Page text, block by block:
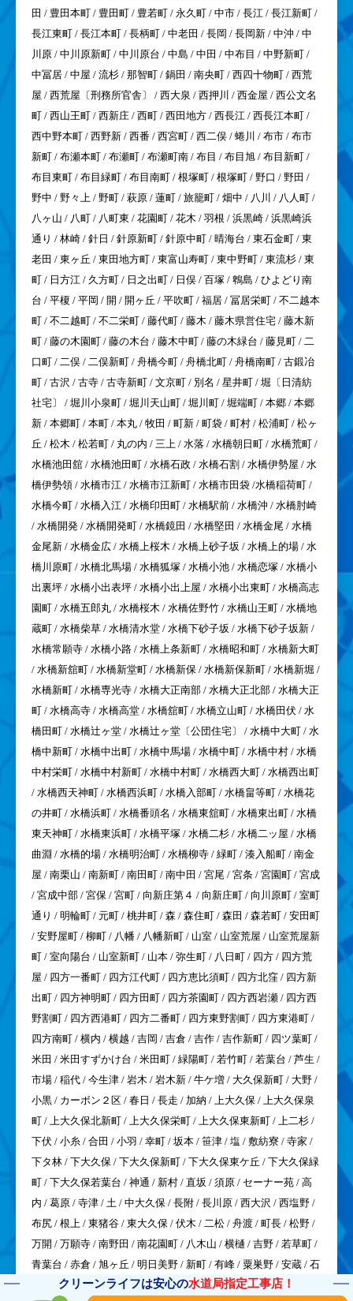
田 / 豊田本町 / 豊田町 / 豊若町 / 永久町 / 中市 / 長江 / 長江新町 /
長江東町 / 長江本町 / 長柄町 / 中老田 / 長岡 / 長岡新 / 中沖 / 中
川原 / 中川原新町 / 中川原台 / 中島 / 中田 / 中布目 / 中野新町 /
中冨居 / 中屋 / 流杉 / 那智町 / 鍋田 / 南央町 / 西四十物町 / 西荒
屋 / 西荒屋〔刑務所官舎〕 / 西大泉 / 西押川 / 西金屋 / 西公文名
町 / 西山王町 / 西新庄 / 西町 / 西田地方 / 西長江 / 西長江本町 /
西中野本町 / 西野新 / 西番 / 西宮町 / 西二俣 / 蜷川 / 布市 / 布市
新町 / 布瀬本町 / 布瀬町 / 布瀬町南 / 布目 / 布目旭 / 布目新町 /
布目東町 / 布目緑町 / 布目南町 / 根塚町 / 根塚町 / 野口 / 野田 /
野中 / 野々上 / 野町 / 萩原 / 蓮町 / 旅籠町 / 畑中 / 八川 / 八人町 /
八ヶ山 / 八町 / 八町東 / 花園町 / 花木 / 羽根 / 浜黒崎 / 浜黒崎浜
通り / 林崎 / 針日 / 針原新町 / 針原中町 / 晴海台 / 東石金町 / 東
老田 / 東ヶ丘 / 東田地方町 / 東富山寿町 / 東中野町 / 東流杉 / 東
町 / 日方江 / 久方町 / 日之出町 / 日俣 / 百塚 / 鵯島 / ひよどり南
台 / 平榎 / 平岡 / 開 / 開ヶ丘 / 平吹町 / 福居 / 冨居栄町 / 不二越本
町 / 不二越町 / 不二栄町 / 藤代町 / 藤木 / 藤木県営住宅 / 藤木新
町 / 藤の木園町 / 藤の木台 / 藤木中町 / 藤の木緑台 / 藤見町 / 二
口町 / 二俣 / 二俣新町 / 舟橋今町 / 舟橋北町 / 舟橋南町 / 古鍛冶
町 / 古沢 / 古寺 / 古寺新町 / 文京町 / 別名 / 星井町 / 堀〔日清紡
社宅〕 / 堀川小泉町 / 堀川天山町 / 堀川町 / 堀端町 / 本郷 / 本郷
新 / 本郷町 / 本町 / 本丸 / 牧田 / 町新 / 町袋 / 町村 / 松浦町 / 松ヶ
丘 / 松木 / 松若町 / 丸の内 / 三上 / 水落 / 水橋朝日町 / 水橋荒町 /
水橋池田舘 / 水橋池田町 / 水橋石政 / 水橋石割 / 水橋伊勢屋 / 水
橋伊勢領 / 水橋市江 / 水橋市江新町 / 水橋市田袋 /水橋稲荷町 /
水橋今町 / 水橋入江 / 水橋印田町 / 水橋駅前 / 水橋沖 / 水橋肘崎
/ 水橋開発 / 水橋開発町 / 水橋鏡田 / 水橋堅田 / 水橋金尾 / 水橋
金尾新 / 水橋金広 / 水橋上桜木 / 水橋上砂子坂 / 水橋上的場 / 水
橋川原町 / 水橋北馬場 / 水橋狐塚 / 水橋小池 / 水橋恋塚 / 水橋小
出裏坪 / 水橋小出表坪 / 水橋小出上屋 / 水橋小出東町 / 水橋高志
園町 / 水橋五郎丸 / 水橋桜木 / 水橋佐野竹 / 水橋山王町 / 水橋地
蔵町 / 水橋柴草 / 水橋清水堂 / 水橋下砂子坂 / 水橋下砂子坂新 /
水橋常願寺 / 水橋小路 / 水橋上条新町 / 水橋昭和町 / 水橋新大町
/ 水橋新舘町 / 水橋新堂町 / 水橋新保 / 水橋新保新町 / 水橋新堀 /
水橋新町 / 水橋専光寺 / 水橋大正南部 / 水橋大正北部 / 水橋大正
町 / 水橋高寺 / 水橋高堂 / 水橋舘町 / 水橋立山町 / 水橋田伏 / 水
橋田町 / 水橋辻ヶ堂 / 水橋辻ヶ堂〔公団住宅〕 / 水橋中大町 / 水
橋中新町 / 水橋中出町 / 水橋中馬場 / 水橋中町 / 水橋中村 / 水橋
中村栄町 / 水橋中村新町 / 水橋中村町 / 水橋西大町 / 水橋西出町
/ 水橋西天神町 / 水橋西浜町 / 水橋入部町 / 水橋畠等町 / 水橋花
の井町 / 水橋浜町 / 水橋番頭名 / 水橋東舘町 / 水橋東出町 / 水橋
東天神町 / 水橋東浜町 / 水橋平塚 / 水橋二杉 / 水橋二ッ屋 / 水橋
曲淵 / 水橋的場 / 水橋明治町 / 水橋柳寺 / 緑町 / 湊入船町 / 南金
屋 / 南栗山 / 南新町 / 南田町 / 南中田 / 宮尾 / 宮条 / 宮園町 / 宮成
/ 宮成中部 / 宮保 / 宮町 / 向新庄第４ / 向新庄町 / 向川原町 / 室町
通り / 明輪町 / 元町 / 桃井町 / 森 / 森住町 / 森田 / 森若町 / 安田町
/ 安野屋町 / 柳町 / 八幡 / 八幡新町 / 山室 / 山室荒屋 / 山室荒屋新
町 / 室向陽台 / 山室新町 / 山本 / 弥生町 / 八日町 / 四方 / 四方荒
屋 / 四方一番町 / 四方江代町 / 四方恵比須町 / 四方北窪 / 四方新
出町 / 四方神明町 / 四方田町 / 四方茶園町 / 四方西岩瀬 / 四方西
野割町 / 四方西港町 / 四方二番町 / 四方東野割町 / 四方東港町 /
四方南町 / 横内 / 横越 / 吉岡 / 吉倉 / 吉作 / 吉作新町 / 四ツ葉町 /
米田 / 米田すずかけ台 / 米田町 / 緑陽町 / 若竹町 / 若葉台 / 芦生 /
市場 / 稲代 / 今生津 / 岩木 / 岩木新 / 牛ケ増 / 大久保新町 / 大野 /
小黒 / カーボン２区 / 春日 / 長走 / 加納 / 上大久保 / 上大久保泉
町 / 上大久保北新町 / 上大久保栄町 / 上大久保東新町 / 上二杉 /
下伏 / 小糸 / 合田 / 小羽 / 幸町 / 坂本 / 笹津 / 塩 / 敷紡寮 / 寺家 /
下タ林 / 下大久保 / 下大久保新町 / 下大久保東ケ丘 / 下大久保緑
町 / 下大久保若葉台 / 神通 / 新村 / 直坂 / 須原 / セーナー苑 / 高
内 / 葛原 / 寺津 / 土 / 中大久保 / 長附 / 長川原 / 西大沢 / 西塩野 /
布尻 / 根上 / 東猪谷 / 東大久保 / 伏木 / 二松 / 舟渡 / 町長 / 松野 /
万開 / 万願寺 / 南野田 / 南花園町 / 八木山 / 横樋 / 吉野 / 若草町 /
青葉台 / 赤倉 / 旭ヶ丘 / 明日美野 / 新町 / 有峰 / 粟巣野 / 安蔵 / 石
渕 / 芋平 / 馬瀬 / 大栗 / 大清水 / 大双嶺 / 大山上野 / 大山北新町 /
クリーンライフは安心の水道局指定工事店！